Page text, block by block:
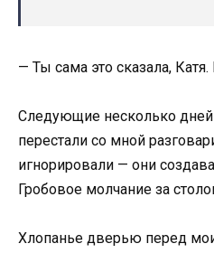
— Ты сама это сказала, Катя.
Следующие несколько
перестали со мной
игнорировали — они
Гробовое молчание за
Хлопанье дверью перед